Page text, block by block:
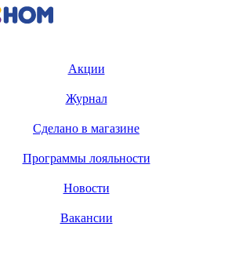
Акции
Журнал
Сделано в магазине
Программы лояльности
Новости
Вакансии